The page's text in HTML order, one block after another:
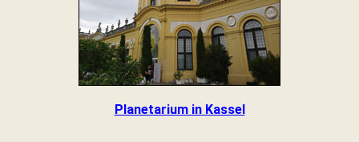
Planetarium in Kassel